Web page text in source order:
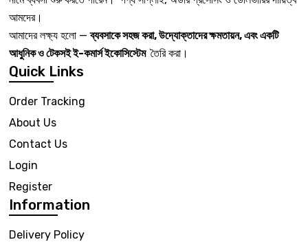
আমদের।
আমাদের লক্ষ্য হলো —ব্যবসাকে সহজ করা, উদ্যোক্তাদের ক্ষমতায়ন, এবং একটি
আধুনিক ও টেকসই ই-কমার্স ইকোসিস্টেম তৈরি করা।
Quick Links
Order Tracking
About Us
Contact Us
Login
Register
Information
Delivery Policy